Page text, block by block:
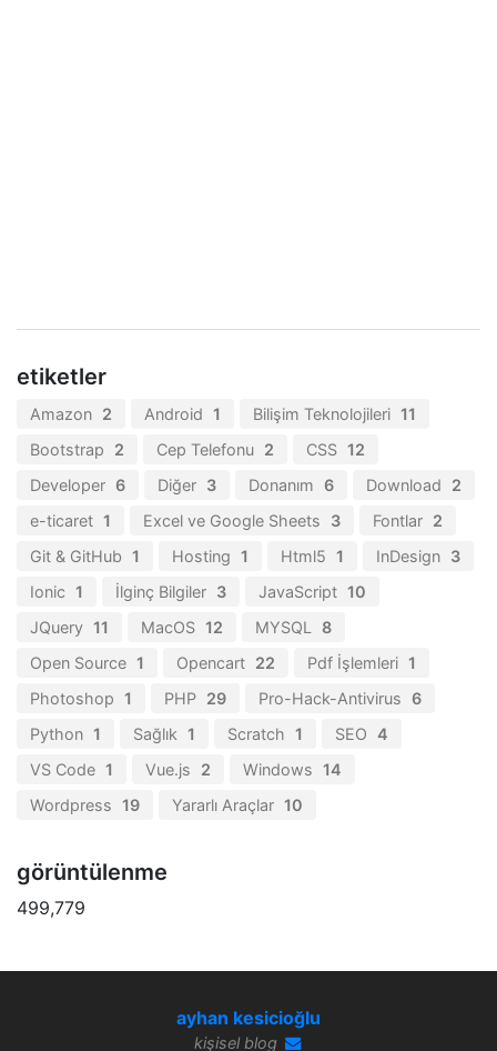
etiketler
Amazon 2 Android 1 Bilişim Teknolojileri 11
Bootstrap
2 Cep Telefonu 2 CSS 12
Developer 6 Diğer 3 Donanım 6 Download
2
e-ticaret 1 Excel ve Google Sheets 3 Fontlar 2
Git & GitHub 1 Hosting 1 Html5 1 InDesign 3
Ionic 1 İlginç Bilgiler 3 JavaScript 10
JQuery 11 MacOS 12 MYSQL
8
Open Source 1 Opencart 22 Pdf İşlemleri 1
Photoshop 1 PHP 29 Pro-Hack-Antivirus
6
Python 1 Sağlık 1 Scratch 1 SEO 4
VS Code 1 Vue.js 2 Windows 14
Wordpress 19 Yararlı Araçlar 10
görüntülenme
499,779
ayhan kesicioğlu
kişisel blog